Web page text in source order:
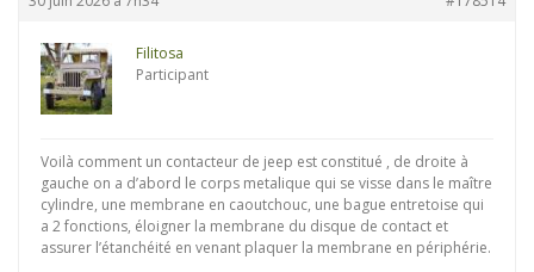
Filitosa
Participant
Voilà comment un contacteur de jeep est constitué , de droite à
gauche on a d’abord le corps metalique qui se visse dans le maître
cylindre, une membrane en caoutchouc, une bague entretoise qui
a 2 fonctions, éloigner la membrane du disque de contact et
assurer l’étanchéité en venant plaquer la membrane en périphérie.